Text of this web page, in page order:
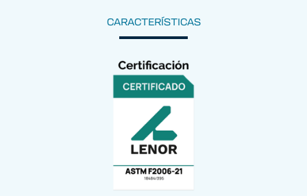
CARACTERÍSTICAS